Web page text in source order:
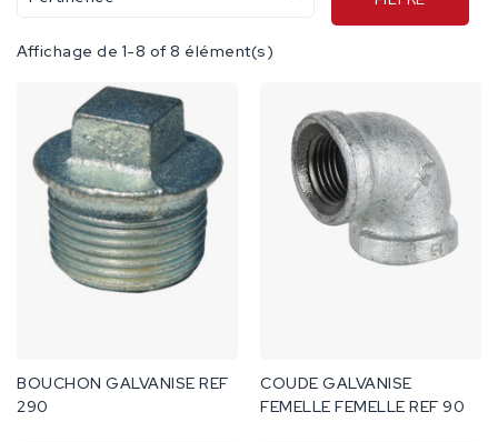
Affichage de 1-8 of 8 élément(s)
BOUCHON GALVANISE REF
290
COUDE GALVANISE
FEMELLE FEMELLE REF 90